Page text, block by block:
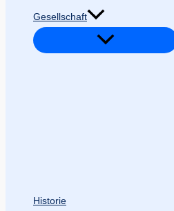
Gesellschaft
Historie